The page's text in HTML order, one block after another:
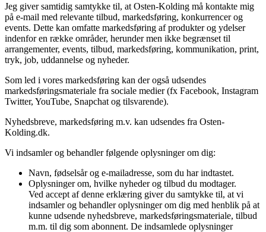
Jeg giver samtidig samtykke til, at Osten-Kolding må kontakte mig
på e-mail med relevante tilbud, markedsføring, konkurrencer og
events. Dette kan omfatte markedsføring af produkter og ydelser
indenfor en række områder, herunder men ikke begrænset til
arrangementer, events, tilbud, markedsføring, kommunikation, print,
tryk, job, uddannelse og nyheder.
Som led i vores markedsføring kan der også udsendes
markedsføringsmateriale fra sociale medier (fx Facebook, Instagram
Twitter, YouTube, Snapchat og tilsvarende).
Nyhedsbreve, markedsføring m.v. kan udsendes fra Osten-
Kolding.dk.
Vi indsamler og behandler følgende oplysninger om dig:
Navn, fødselsår og e-mailadresse, som du har indtastet.
Oplysninger om, hvilke nyheder og tilbud du modtager.
Ved accept af denne erklæring giver du samtykke til, at vi
indsamler og behandler oplysninger om dig med henblik på at
kunne udsende nyhedsbreve, markedsføringsmateriale, tilbud
m.m. til dig som abonnent. De indsamlede oplysninger